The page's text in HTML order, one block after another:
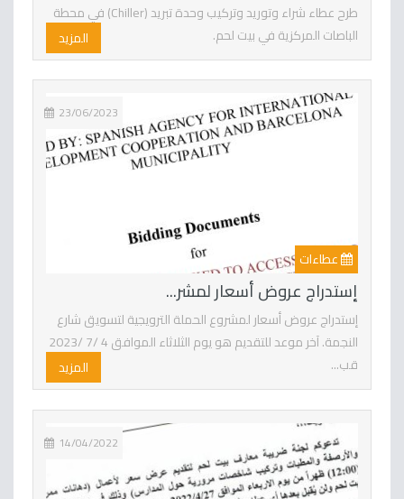
طرح عطاء شراء وتوريد وتركيب وحدة تبريد (Chiller) في محطة
الباصات المركزية في بيت لحم.
المزيد
عطاءات
إستدراج عروض أسعار لمشر...
23/06/2023
إستدراج عروض أسعار لمشروع الحملة الترويجية لتسويق شارع
النجمة. آخر موعد للتقديم هو يوم الثلاثاء الموافق 4 /7 /2023
قب...
المزيد
14/04/2022